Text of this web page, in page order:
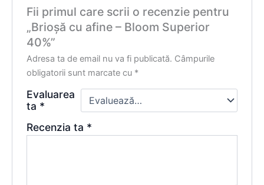
Fii primul care scrii o recenzie pentru
„Brioșă cu afine – Bloom Superior
40%”
Adresa ta de email nu va fi publicată. Câmpurile
obligatorii sunt marcate cu *
Evaluarea
ta *
Recenzia ta *